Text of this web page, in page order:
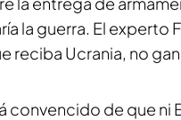
la guerra. El
reciba Ucrania, no
convencido de que ni